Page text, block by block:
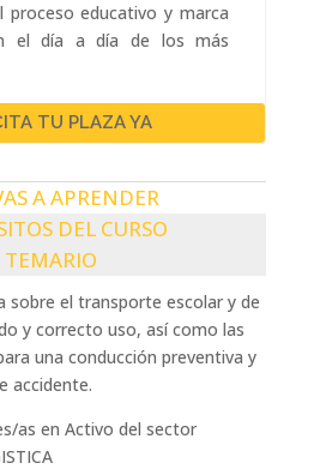
proceso educativo y marca
el día a día de los más
TU PLAZA YA
A APRENDER
DEL CURSO
TEMARIO
sobre el transporte escolar y de
y correcto uso, así como las
una conducción preventiva y
accidente.
as en Activo del sector